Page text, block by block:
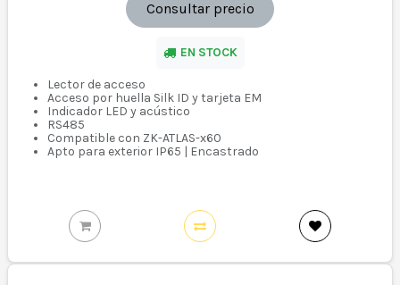
Consultar precio
EN STOCK
Lector de acceso
Acceso por huella Silk ID y tarjeta EM
Indicador LED y acústico
RS485
Compatible con ZK-ATLAS-x60
Apto para exterior IP65 | Encastrado